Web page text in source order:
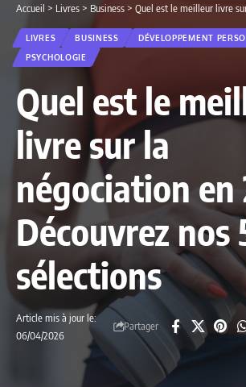
Accueil > Livres > Business > Quel est le meilleur livre sur la négociation
LIVRES BUSINESS
DÉVELOPPEMENT
PSYCHOLOGIE
Quel est le
livre sur la
négociation en
Découvrez nos
sélections
Article mis à jour le:
06/04/2026
Partager